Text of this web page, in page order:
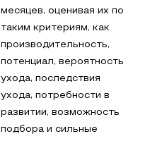
месяцев, оценивая их по
таким критериям, как
производительность,
потенциал, вероятность
ухода, последствия
ухода, потребности в
развитии, возможность
подбора и сильные